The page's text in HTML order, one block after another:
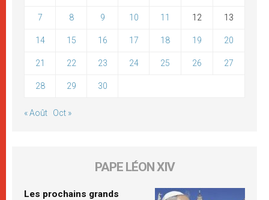
7 8 9 10 11 12 13
14 15 16 17 18 19 20
21 22 23 24 25 26 27
28 29 30
« Août Oct »
PAPE LÉON XIV
Les prochains grands